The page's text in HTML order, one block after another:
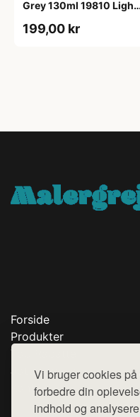
Vi bruger cookies
forbedre din
indhold og
Grey 130ml 19810 Light
199,00 kr
Forside
Produkter
Top Rabatter
Jotun maling
Kontakt